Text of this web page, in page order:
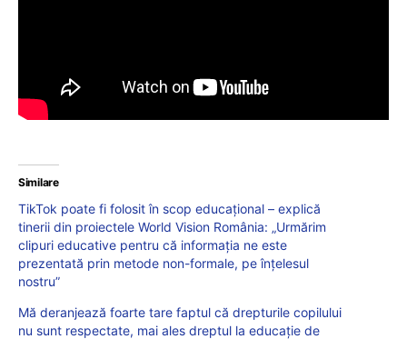
Similare
TikTok poate fi folosit în scop educațional – explică
tinerii din proiectele World Vision România: „Urmărim
clipuri educative pentru că informația ne este
prezentată prin metode non-formale, pe înțelesul
nostru”
Mă deranjează foarte tare faptul că drepturile copilului
nu sunt respectate, mai ales dreptul la educație de